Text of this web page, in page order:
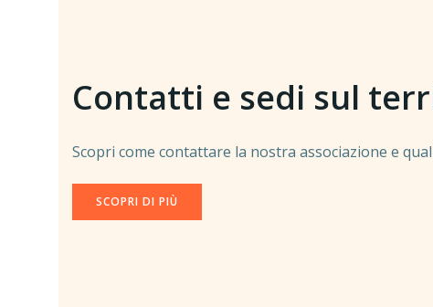
Contatti e sedi sul
Scopri come contattare la nostra associazione e
SCOPRI DI PIÙ